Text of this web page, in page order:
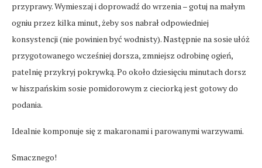
przyprawy. Wymieszaj i doprowadź do wrzenia – gotuj na małym
ogniu przez kilka minut, żeby sos nabrał odpowiedniej
konsystencji (nie powinien być wodnisty). Następnie na sosie ułóż
przygotowanego wcześniej dorsza, zmniejsz odrobinę ogień,
patelnię przykryj pokrywką. Po około dziesięciu minutach dorsz
w hiszpańskim sosie pomidorowym z cieciorką jest gotowy do
podania.
Idealnie komponuje się z makaronami i parowanymi warzywami.
Smacznego!